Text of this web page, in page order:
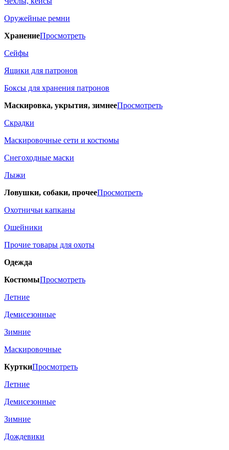
Оружейные ремни
ХранениеПросмотреть
Сейфы
Ящики для патронов
Боксы для хранения патронов
Маскировка, укрытия, зимнееПросмотреть
Скрадки
Маскировочные сети и костюмы
Снегоходные маски
Лыжи
Ловушки, собаки, прочееПросмотреть
Охотничьи капканы
Ошейники
Прочие товары для охоты
Одежда
КостюмыПросмотреть
Летние
Демисезонные
Зимние
Маскировочные
КурткиПросмотреть
Летние
Демисезонные
Зимние
Дождевики